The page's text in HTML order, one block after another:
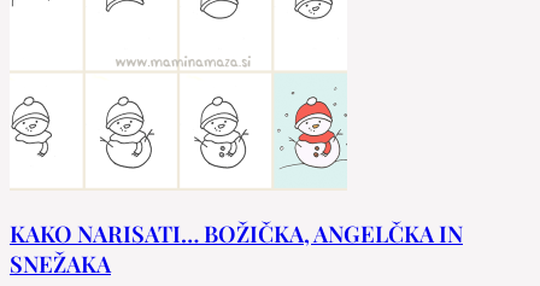
KAKO NARISATI… BOŽIČKA, ANGELČKA IN
SNEŽAKA